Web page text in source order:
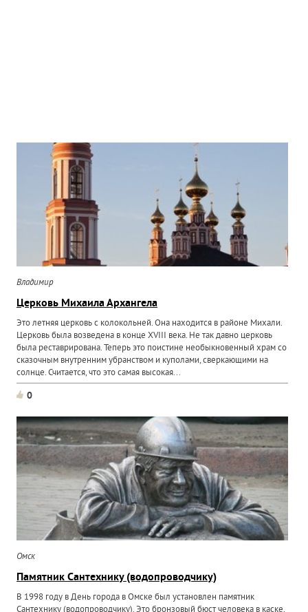
Владимир
Церковь Михаила Архангела
Это летняя церковь с колокольней. Она находится в районе Михали.
Церковь была возведена в конце XVIII века. Не так давно церковь
была реставрирована. Теперь это поистине необыкновенный храм со
сказочным внутренним убранством и куполами, сверкающими на
солнце. Считается, что это самая высокая...
0
Омск
Памятник Сантехнику (водопроводчику)
В 1998 году в День города в Омске был установлен памятник